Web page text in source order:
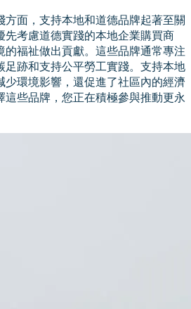
方面，支持本地和道德品牌起著至關
先考慮道德實踐的本地企業購買商
的福祉做出貢獻。這些品牌通常專注
足跡和支持公平勞工實踐。支持本地
少環境影響，還促進了社區內的經濟
這些品牌，您正在積極參與推動更永